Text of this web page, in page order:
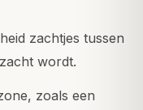
zachtjes tussen
wordt.
zoals een